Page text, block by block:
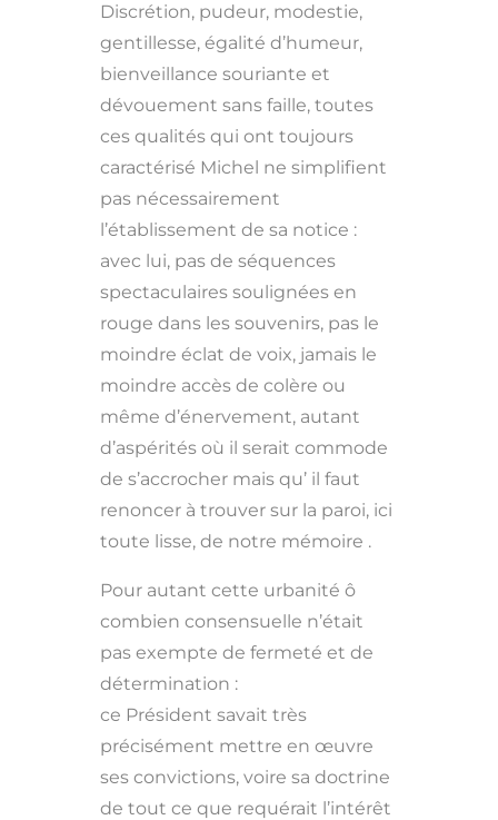
Discrétion, pudeur, modestie,
gentillesse, égalité d’humeur,
bienveillance souriante et
dévouement sans faille, toutes
ces qualités qui ont toujours
caractérisé Michel ne simplifient
pas nécessairement
l’établissement de sa notice :
avec lui, pas de séquences
spectaculaires soulignées en
rouge dans les souvenirs, pas le
moindre éclat de voix, jamais le
moindre accès de colère ou
même d’énervement, autant
d’aspérités où il serait commode
de s’accrocher mais qu’ il faut
renoncer à trouver sur la paroi, ici
toute lisse, de notre mémoire .
Pour autant cette urbanité ô
combien consensuelle n’était
pas exempte de fermeté et de
détermination :
ce Président savait très
précisément mettre en œuvre
ses convictions, voire sa doctrine
de tout ce que requérait l’intérêt